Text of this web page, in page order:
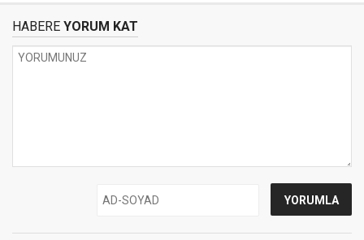
HABERE YORUM KAT